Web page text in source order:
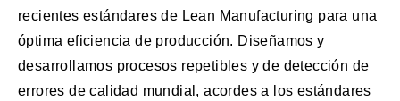
recientes estándares de Lean Manufacturing para una
óptima eficiencia de producción. Diseñamos y
desarrollamos procesos repetibles y de detección de
errores de calidad mundial, acordes a los estándares